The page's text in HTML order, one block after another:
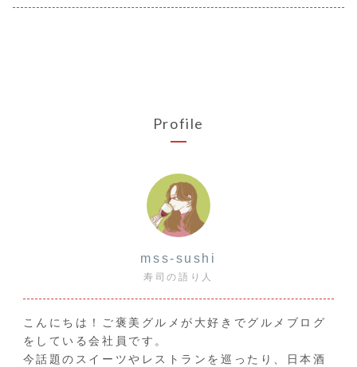
Profile
mss-sushi
寿司の語り人
こんにちは！ご褒美グルメが大好きでグルメブログ
をしている会社員です。
今話題のスイーツやレストランを巡ったり、日本酒